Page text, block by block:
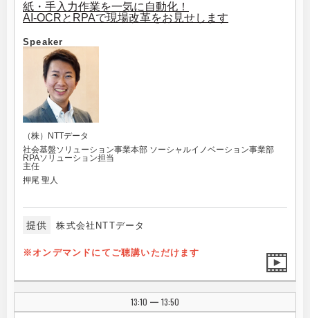
紙・手入力作業を一気に自動化！
AI-OCRとRPAで現場改革をお見せします
Speaker
（株）NTTデータ
社会基盤ソリューション事業本部 ソーシャルイノベーション事業部
RPAソリューション担当
主任
押尾 聖人
提供 株式会社NTTデータ
※オンデマンドにてご聴講いただけます
13:10 | 13:50